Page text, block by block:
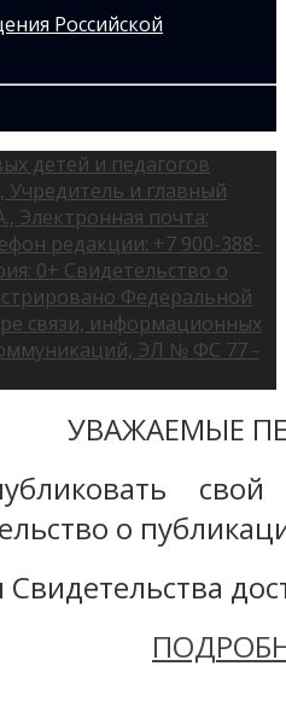
детей и педагогов
и главный
Электронная почта:
редакции: +7 900-388-
0+ Свидетельство о
Федеральной
связи, информационных
ЭЛ № ФС 77 -
УВАЖАЕМЫЕ
о